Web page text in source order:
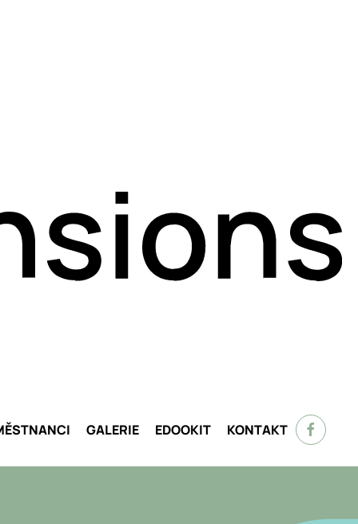
GALERIE EDOOKIT KONTAKT